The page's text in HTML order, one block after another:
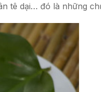
tê dại… đó là những